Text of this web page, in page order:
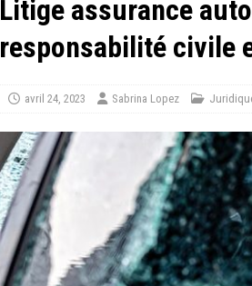
Litige assurance
responsabilité civile
avril 24, 2023 Sabrina Lopez